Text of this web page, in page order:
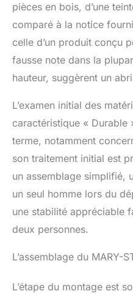
pièces en bois, d’une
comparé à la notice
celle d’un produit conçu
fausse note dans la
hauteur, suggèrent un
L’examen initial des
caractéristique « Durable
terme, notamment
son traitement initial est
un assemblage simplifié,
un seul homme lors du
une stabilité appréciable
deux personnes.
L’assemblage du MARY-
L’étape du montage est